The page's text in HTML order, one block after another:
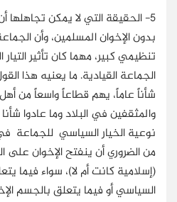
5- الحقيقة التي لا يمكن
بدون الإخوان المسلمين، وأن
تنظيمي كبير، مهما كان تأثير
الجماعة القيادية. ما يعنيه هذا
شأناً عاماً، يهم قطاعاً واسعاً من
والمثقفين في البلاد وما عادوا
نوعية الخيار السياسي للجماعة
من الضروري أن ينفتح الإخوان على
(إسلامية كانت أم لا)، سواء فيما
السياسي أو فيما يتعلق بالجسم